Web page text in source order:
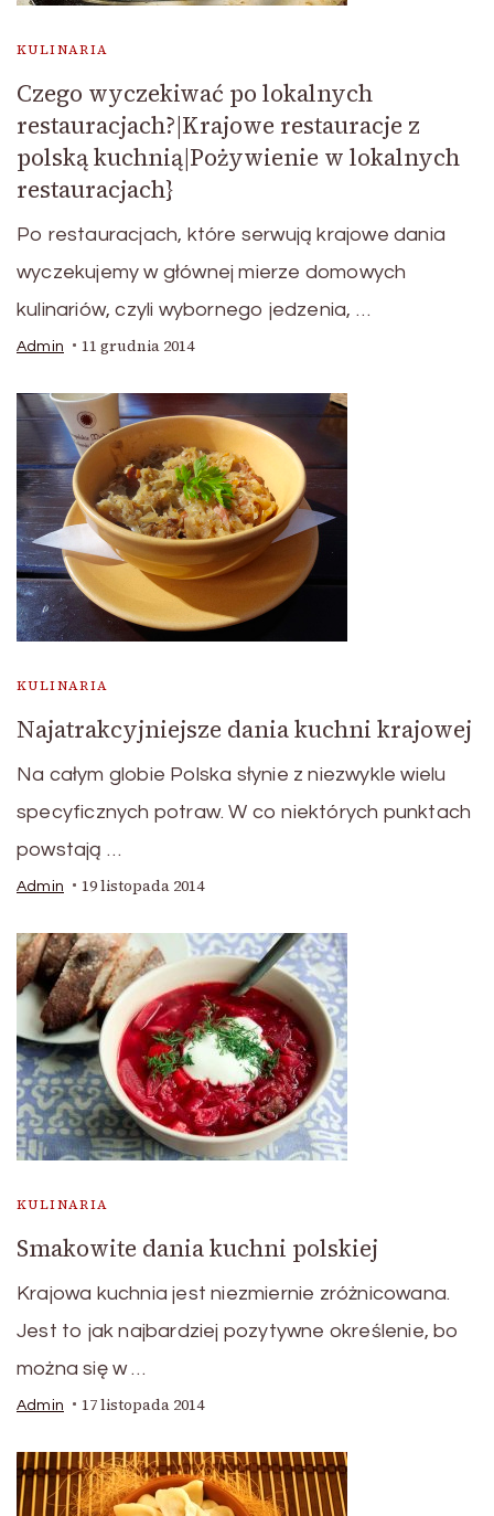
KULINARIA
Czego wyczekiwać po lokalnych
restauracjach?|Krajowe restauracje z
polską kuchnią|Pożywienie w lokalnych
restauracjach}
Po restauracjach, które serwują krajowe dania
wyczekujemy w głównej mierze domowych
kulinariów, czyli wybornego jedzenia, …
Admin 11 grudnia 2014
KULINARIA
Najatrakcyjniejsze dania kuchni krajowej
Na całym globie Polska słynie z niezwykle wielu
specyficznych potraw. W co niektórych punktach
powstają …
Admin 19 listopada 2014
KULINARIA
Smakowite dania kuchni polskiej
Krajowa kuchnia jest niezmiernie zróżnicowana.
Jest to jak najbardziej pozytywne określenie, bo
można się w …
Admin 17 listopada 2014